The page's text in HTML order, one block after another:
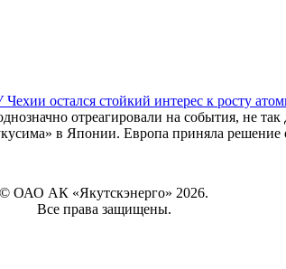
Чехии остался стойкий интерес к росту
отреагировали на события, не
в Японии. Европа приняла решение
© ОАО АК «Якутскэнерго» 2026.
Все права защищены.